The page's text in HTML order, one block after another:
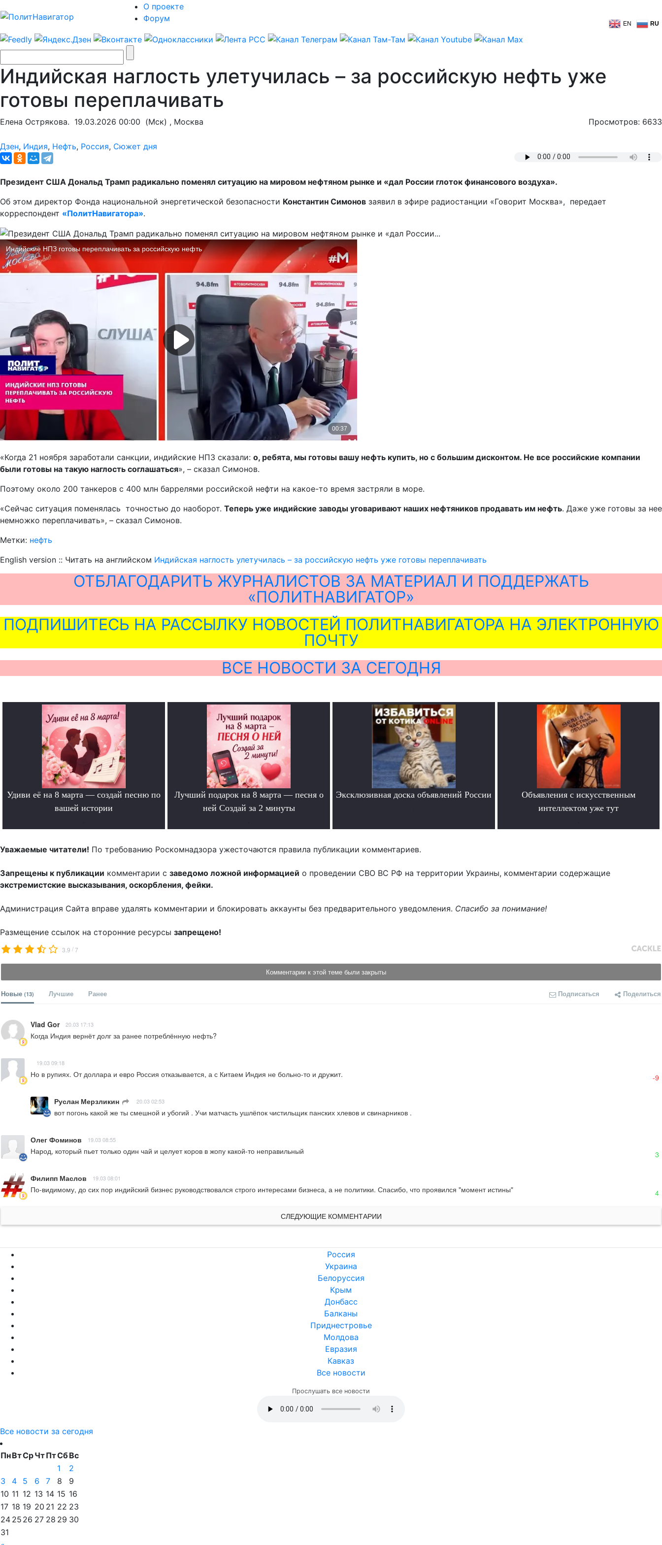
О проекте
Форум
EN RU
Индийская наглость улетучилась – за российскую нефть уже
готовы переплачивать
Елена Острякова. 19.03.2026 00:00 (Мск) , Москва Просмотров: 6633
Дзен, Индия, Нефть, Россия, Сюжет дня
Президент США Дональд Трамп радикально поменял ситуацию на мировом нефтяном рынке и «дал России глоток финансового воздуха».
Об этом директор Фонда национальной энергетической безопасности Константин Симонов заявил в эфире радиостанции «Говорит Москва», передает
корреспондент «ПолитНавигатора».
«Когда 21 ноября заработали санкции, индийские НПЗ сказали: о, ребята, мы готовы вашу нефть купить, но с большим дисконтом. Не все российские компании
были готовы на такую наглость соглашаться», – сказал Симонов.
Поэтому около 200 танкеров с 400 млн баррелями российской нефти на какое-то время застряли в море.
«Сейчас ситуация поменялась точностью до наоборот. Теперь уже индийские заводы уговаривают наших нефтяников продавать им нефть. Даже уже готовы за нее
немножко переплачивать», – сказал Симонов.
Метки: нефть
English version :: Читать на английском Индийская наглость улетучилась – за российскую нефть уже готовы переплачивать
ОТБЛАГОДАРИТЬ ЖУРНАЛИСТОВ ЗА МАТЕРИАЛ И ПОДДЕРЖАТЬ
«ПОЛИТНАВИГАТОР»
ПОДПИШИТЕСЬ НА РАССЫЛКУ НОВОСТЕЙ ПОЛИТНАВИГАТОРА НА ЭЛЕКТРОННУЮ
ПОЧТУ
ВСЕ НОВОСТИ ЗА СЕГОДНЯ
Удиви её на 8 марта — создай песню по
вашей истории
Лучший подарок на 8 марта — песня о
ней Создай за 2 минуты
Эксклюзивная доска объявлений России
Объявления с искусственным
интеллектом уже тут
Уважаемые читатели! По требованию Роскомнадзора ужесточаются правила публикации комментариев.
Запрещены к публикации комментарии с заведомо ложной информацией о проведении СВО ВС РФ на территории Украины, комментарии содержащие
экстремистские высказывания, оскорбления, фейки.
Администрация Сайта вправе удалять комментарии и блокировать аккаунты без предварительного уведомления. Спасибо за понимание!
Размещение ссылок на сторонние ресурсы запрещено!
3.9 /7
Комментарии к этой теме были закрыты
Новые (13) Лучшие Ранее Подписаться Поделиться
Vlad Gor 20.03 17:13
Когда Индия вернёт долг за ранее потреблённую нефть?
19.03 09:18
Но в рупиях. От доллара и евро Россия отказывается, а с Китаем Индия не больно-то и дружит. -9
Руслан Мерзликин 20.03 02:53
вот погонь какой же ты смешной и убогий . Учи матчасть ушлёпок чистильщик панских хлевов и свинарников .
Олег Фоминов 19.03 08:55
Народ, который пьет только один чай и целует коров в жопу какой-то неправильный 3
Филипп Маслов 19.03 08:01
По-видимому, до сих пор индийский бизнес руководствовался строго интересами бизнеса, а не политики. Спасибо, что проявился "момент истины" 4
СЛЕДУЮЩИЕ КОММЕНТАРИИ
Россия
Украина
Белоруссия
Крым
Донбасс
Балканы
Приднестровье
Молдова
Евразия
Кавказ
Все новости
Прослушать все новости
Все новости за сегодня
ПнВтСрЧтПтСбВс
1
2
3
4 5 6 7 8
9
10 11 12 13 14 15 16
17 18 19 20 21 22 23
24 25 26 27 28 29 30
31